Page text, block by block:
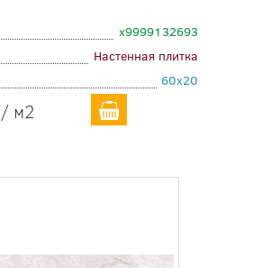
х9999132693
Настенная плитка
60x20
/ м2